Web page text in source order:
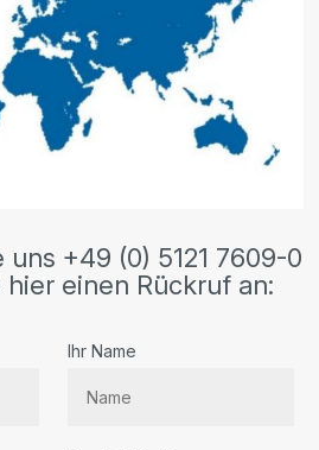
+49 (0) 5121 7609-0
einen Rückruf an:
Ihr Name